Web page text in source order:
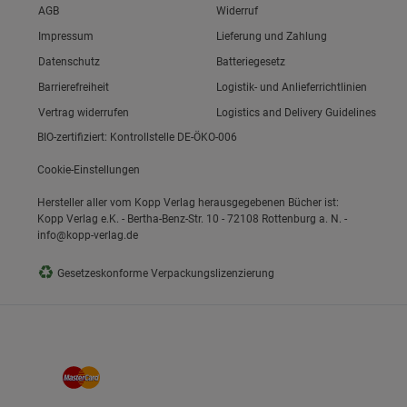
Link zum/zur
AGB
Link zum/zur
Impressum
Link zum/zur
Datenschutz
Link zum/zur
Barrierefreiheit
Vertrag widerrufen
Widerruf
Lieferung und Zahlung
Batteriegesetz
Logistik- und Anlieferrichtlinien
Logistics and Delivery Guidelines
BIO-zertifiziert: Kontrollstelle DE-ÖKO-006
Cookie-Einstellungen
Hersteller aller vom Kopp Verlag herausgegebenen Bücher ist:
Kopp Verlag e.K. - Bertha-Benz-Str. 10 - 72108 Rottenburg a. N. -
info@kopp-verlag.de
♻ Gesetzeskonforme Verpackungslizenzierung
Gruppe